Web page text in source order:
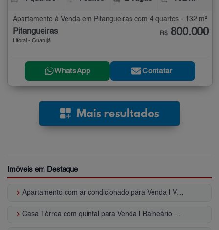
Apartamento à Venda em Pitangueiras com 4 quartos - 132 m²
Pitangueiras
Litoral - Guarujá
R$ 800.000
WhatsApp Contatar
Imóveis em Destaque
keyboard_arrow_right Apartamento com ar condicionado para Venda | Vila Atlântica
keyboard_arrow_right Casa Térrea com quintal para Venda | Balneário Califórnia